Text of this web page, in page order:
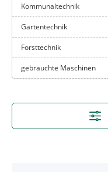
Kommunaltechnik
Gartentechnik
Forsttechnik
gebrauchte Maschinen